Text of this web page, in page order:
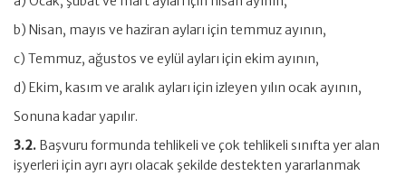
b) Nisan, mayıs ve haziran ayları için temmuz ayının,
c) Temmuz, ağustos ve eylül ayları için ekim ayının,
d) Ekim, kasım ve aralık ayları için izleyen yılın ocak ayının,
Sonuna kadar yapılır.
3.2. Başvuru formunda tehlikeli ve çok tehlikeli sınıfta yer alan
işyerleri için ayrı ayrı olacak şekilde destekten yararlanmak